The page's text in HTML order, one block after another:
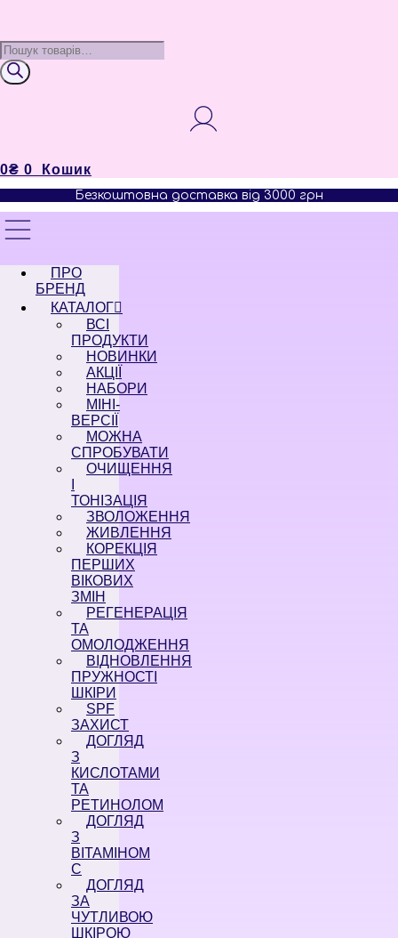
Пошук
товарів
0₴ 0 Кошик
Безкоштовна доставка від 3000 грн
ПРО
БРЕНД
КАТАЛОГ
ВСІ
ПРОДУКТИ
НОВИНКИ
АКЦІЇ
НАБОРИ
МІНІ-
ВЕРСІЇ
МОЖНА
СПРОБУВАТИ
ОЧИЩЕННЯ
ТОНІЗАЦІЯ
ЗВОЛОЖЕННЯ
ЖИВЛЕННЯ
КОРЕКЦІЯ
ПЕРШИХ
ВІКОВИХ
ЗМІН
РЕГЕНЕРАЦІЯ
ТА
ОМОЛОДЖЕННЯ
ВІДНОВЛЕННЯ
ПРУЖНОСТІ
ШКІРИ
SPF
ЗАХИСТ
ДОГЛЯД
З
КИСЛОТАМИ
ТА
РЕТИНОЛОМ
ДОГЛЯД
З
ВІТАМІНОМ
С
ДОГЛЯД
ЗА
ЧУТЛИВОЮ
ШКІРОЮ